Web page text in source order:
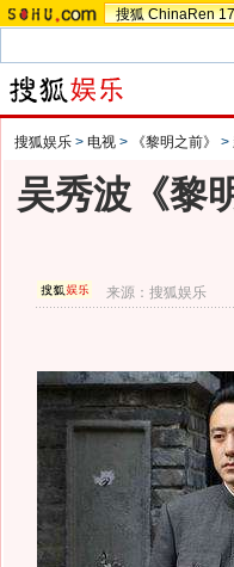
搜狐 ChinaRen
搜狐娱乐 > 电视 > 《黎明之前》 >
吴秀波《黎
来源：搜狐娱乐